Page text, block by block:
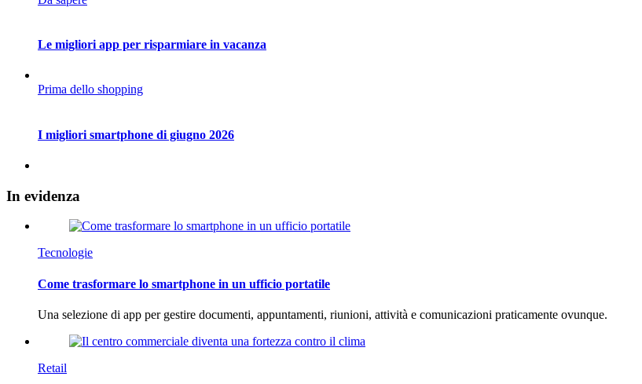
Le migliori app per risparmiare in vacanza
Prima dello shopping
I migliori smartphone di giugno 2026
In evidenza
Tecnologie
Come trasformare lo smartphone in un ufficio portatile
Una selezione di app per gestire documenti, appuntamenti, riunioni, attività e comunicazioni praticamente ovunque.
Retail